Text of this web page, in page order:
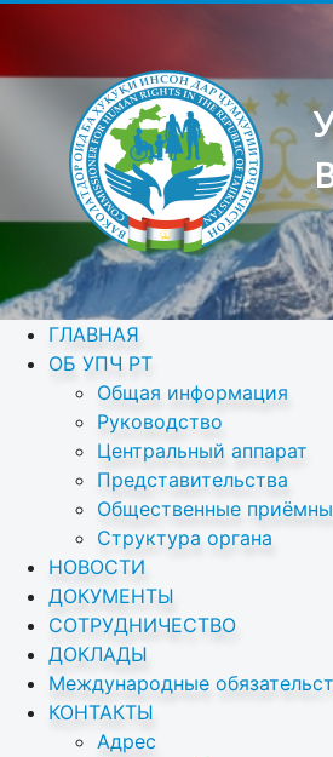
ГЛАВНАЯ
ОБ УПЧ РТ
Общая информация
Руководство
Центральный аппарат
Представительства
Общественные
Структура органа
НОВОСТИ
ДОКУМЕНТЫ
СОТРУДНИЧЕСТВО
ДОКЛАДЫ
Международные
КОНТАКТЫ
Адрес